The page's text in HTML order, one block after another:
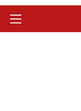
principale